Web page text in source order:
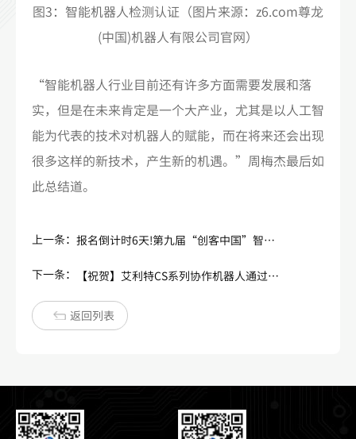
图3：智能机器人检测认证（图片来源：z6.com尊龙
(中国)机器人有限公司官网）
“智能机器人行业目前还有许多方面需要发展和落
实，但是在未来肯定是一个大产业，尤其是以人工智
能为代表的技术对机器人的赋能，而在将来还会出现
很多这样的新技术，产生新的机遇。”周梅杰最后如
此总结道。
上一条： 报名倒计时6天!第九届“创客中国”智能机器人中小企业创新创业大赛评委阵容首发!
下一条： 【祝贺】艾利特CS系列协作机器人通过100000小时MTBF测评！
返回列表